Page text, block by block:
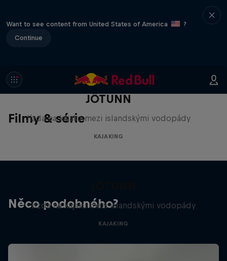
Want to see content from United States of America
?
Continue
Filmy & série
JÖTUNN
Jízda na kajaku mezi islandskými vodopády
KAJAKING
Něco podobného?
Jízda na kajaku mezi islandskými vodopády
KAJAKING